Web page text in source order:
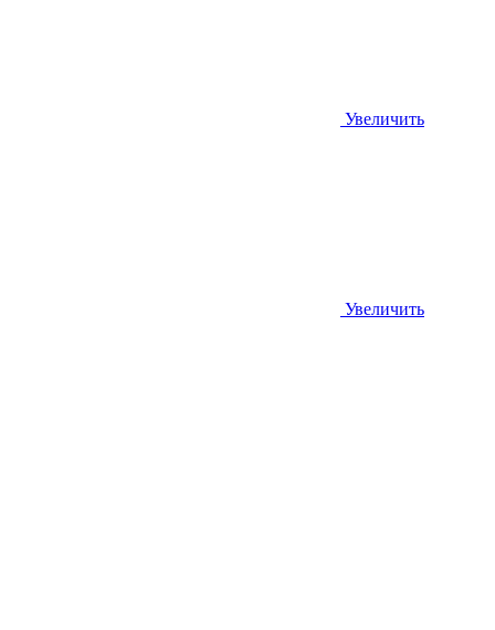
Увеличить
Увеличить